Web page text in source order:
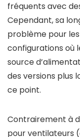
fréquents avec
Cependant, sa
problème pour
configurations où
source
des versions plus
ce point.
Contrairement à
pour ventilateurs